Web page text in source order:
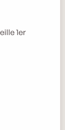
1er